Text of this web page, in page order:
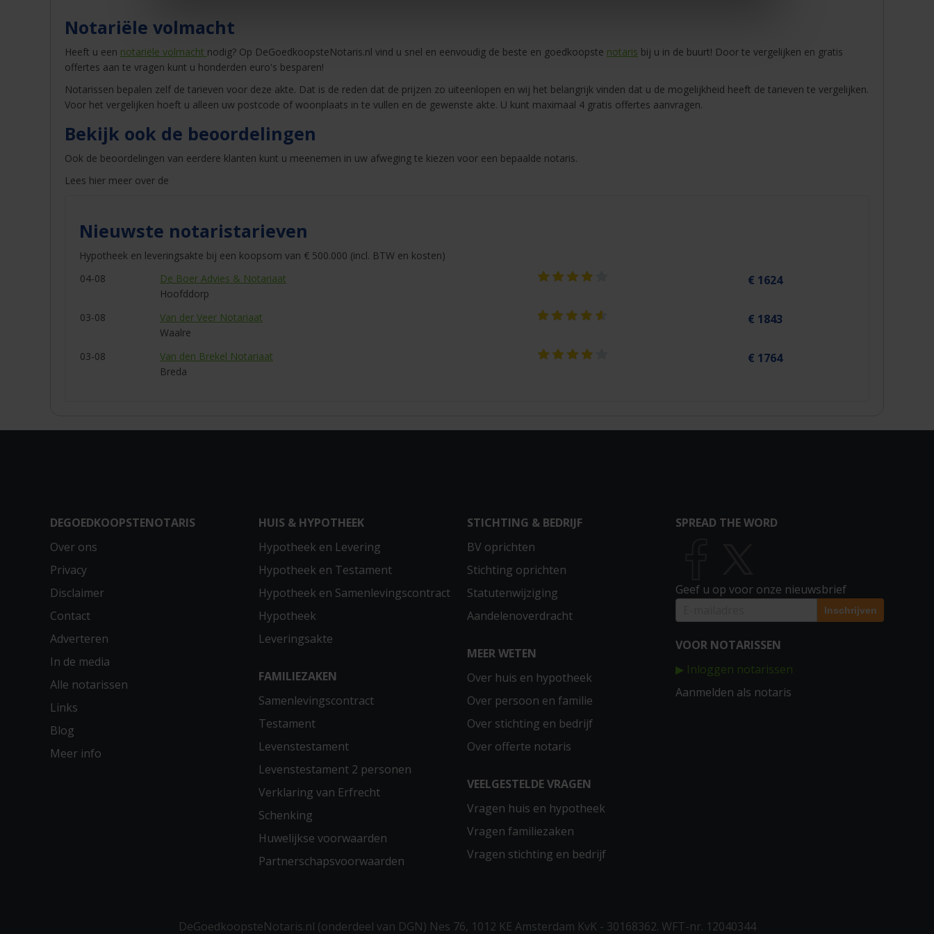
Notariële volmacht
Heeft u een notariële volmacht nodig? Op DeGoedkoopsteNotaris.nl vind u snel en eenvoudig de beste en goedkoopste notaris bij u in de buurt! Door te vergelijken en gratis
offertes aan te vragen kunt u honderden euro's besparen!
Notarissen bepalen zelf de tarieven voor deze akte. Dat is de reden dat de prijzen zo uiteenlopen en wij het belangrijk vinden dat u de mogelijkheid heeft de tarieven te vergelijken.
Voor het vergelijken hoeft u alleen uw postcode of woonplaats in te vullen en de gewenste akte. U kunt maximaal 4 gratis offertes aanvragen.
Bekijk ook de beoordelingen
Ook de beoordelingen van eerdere klanten kunt u meenemen in uw afweging te kiezen voor een bepaalde notaris.
Lees hier meer over de
Nieuwste notaristarieven
Hypotheek en leveringsakte bij een koopsom van € 500.000 (incl. BTW en kosten)
04-08
De Boer Advies & Notariaat
Hoofddorp
€ 1624
03-08
Van der Veer Notariaat
Waalre
€ 1843
03-08
Van den Brekel Notariaat
Breda
€ 1764
DEGOEDKOOPSTENOTARIS
Over ons
Privacy
Disclaimer
Contact
Adverteren
In de media
Alle notarissen
Links
Blog
Meer info
HUIS & HYPOTHEEK
Hypotheek en Levering
Hypotheek en Testament
Hypotheek en Samenlevingscontract
Hypotheek
Leveringsakte
FAMILIEZAKEN
Samenlevingscontract
Testament
Levenstestament
Levenstestament 2 personen
Verklaring van Erfrecht
Schenking
Huwelijkse voorwaarden
Partnerschapsvoorwaarden
STICHTING & BEDRIJF
BV oprichten
Stichting oprichten
Statutenwijziging
Aandelenoverdracht
MEER WETEN
Over huis en hypotheek
Over persoon en familie
Over stichting en bedrijf
Over offerte notaris
VEELGESTELDE VRAGEN
Vragen huis en hypotheek
Vragen familiezaken
Vragen stichting en bedrijf
SPREAD THE WORD
Geef u op voor onze nieuwsbrief
VOOR NOTARISSEN
▶ Inloggen notarissen
Aanmelden als notaris
DeGoedkoopsteNotaris.nl (onderdeel van DGN) Nes 76, 1012 KE Amsterdam KvK - 30168362. WFT-nr. 12040344